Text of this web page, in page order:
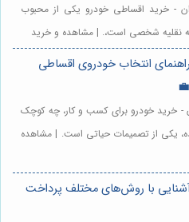
- خرید اقساطی خودرو یکی از محبوب
نقلیه شخصی است،. | مشاهده و خرید
انتخاب خودروی اقساطی
- خرید خودرو برای کسب و کار، چه کوچک
یکی از تصمیمات حیاتی است. | مشاهده
با روش‌های مختلف پرداخت